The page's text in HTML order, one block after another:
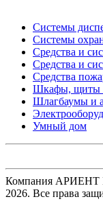
Системы
Системы
Средства и
Средства и
Средства
Шкафы, щиты
Шлагбаумы и
Умный дом
Компания АРИЕНТ
2026. Все права